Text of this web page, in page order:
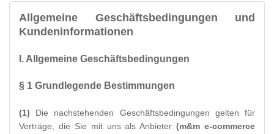
Allgemeine Geschäftsbedingungen und
Kundeninformationen
I. Allgemeine Geschäftsbedingungen
§ 1 Grundlegende Bestimmungen
(1) Die nachstehenden Geschäftsbedingungen gelten für
Verträge, die Sie mit uns als Anbieter(m&m e-commerce